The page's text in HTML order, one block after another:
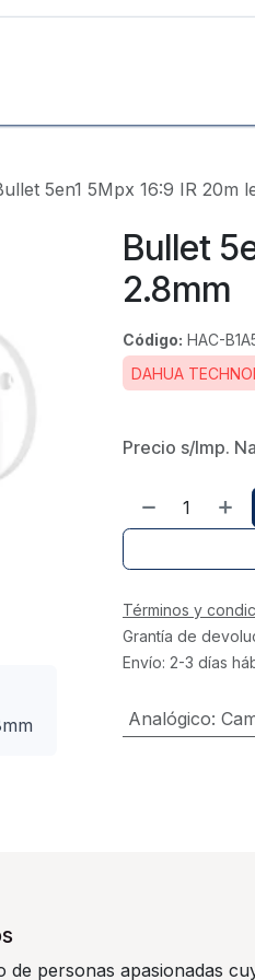
5en1 5Mpx 16:9 IR 20m
Bullet
2.8mm
Código: HAC-
DAHUA
Precio s/Imp.
Términos y
Grantía de
Envío: 2-3 días
Analógico:
de personas apasionadas